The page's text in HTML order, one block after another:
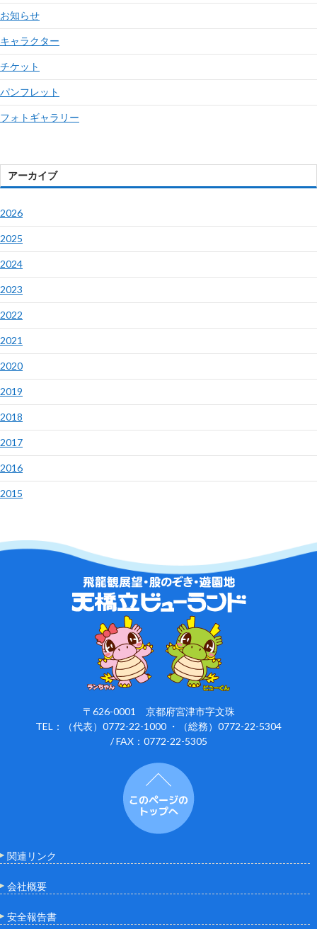
お知らせ
キャラクター
チケット
パンフレット
フォトギャラリー
アーカイブ
2026
2025
2024
2023
2022
2021
2020
2019
2018
2017
2016
2015
〒626-0001 京都府宮津市字文珠
TEL：（代表）0772-22-1000 ・（総務）0772-22-5304
/ FAX：0772-22-5305
関連リンク
会社概要
安全報告書